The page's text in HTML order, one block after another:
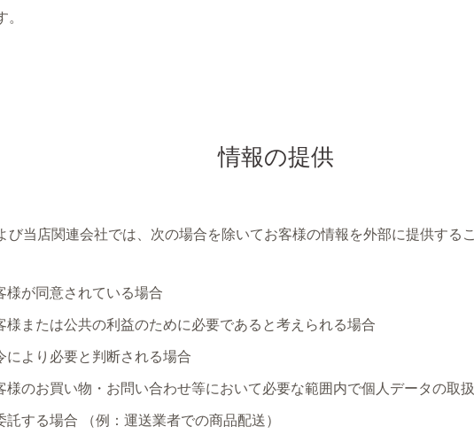
。
情報の提供
び当店関連会社では、次の場合を除いてお客様の情報を外部に提供する
様が同意されている場合
様または公共の利益のために必要であると考えられる場合
により必要と判断される場合
様のお買い物・お問い合わせ等において必要な範囲内で個人データの取
託する場合 （例：運送業者での商品配送）